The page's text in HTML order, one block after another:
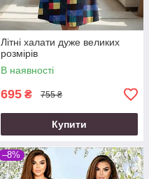
Літні халати дуже великих
розмірів
В наявності
695 ₴ 755 ₴
Купити
–8%